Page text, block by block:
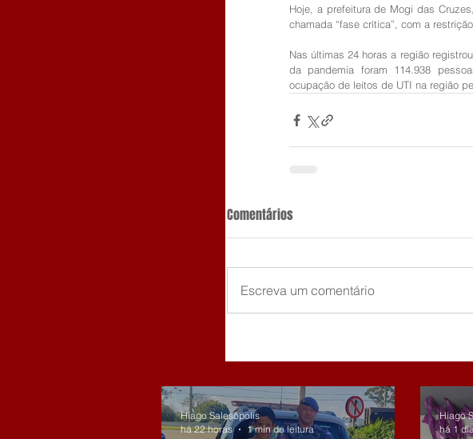
Hoje, a prefeitura de Mogi das
chamada “fase crítica”, com a
Nas últimas 24 horas a região
da pandemia foram 114.938
ocupação de leitos de UTI na região
Comentários
Escreva um comentário
Hiago Salesópolis
há 22 horas
1 min de leitura
Hiago
há 1